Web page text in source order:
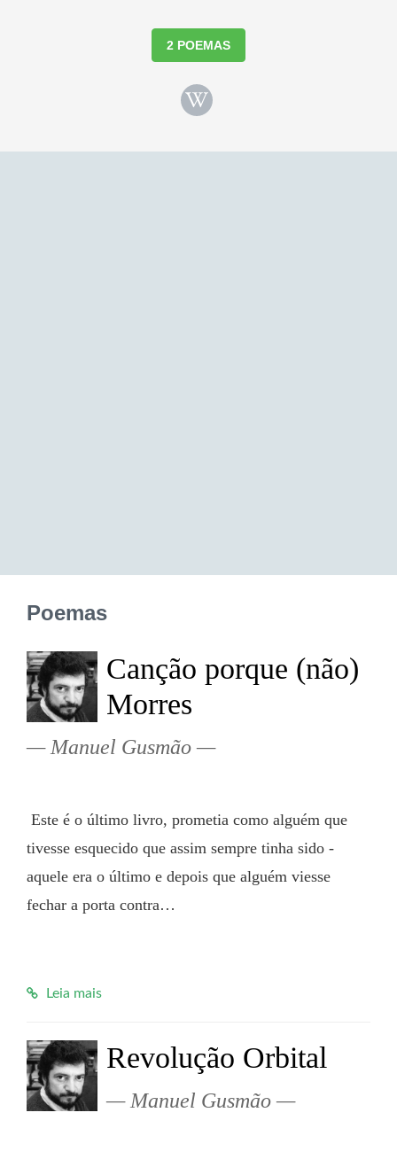
2 POEMAS
Poemas
Canção porque (não)
Morres
Manuel Gusmão
tivesse esquecido que assim sempre tinha sido -
aquele era o último e depois que alguém viesse
fechar a porta contra…
Leia mais
Revolução Orbital
Manuel Gusmão